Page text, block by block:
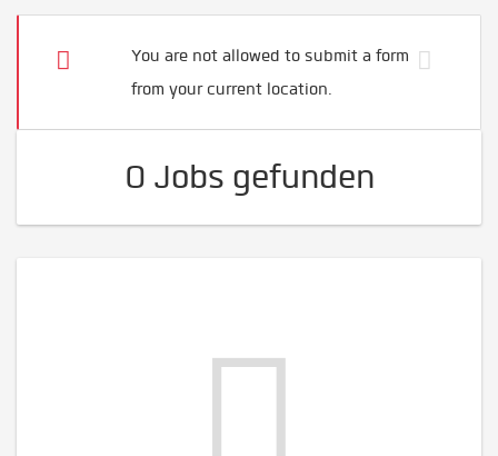
You are not allowed to submit a form
from your current location.
0 Jobs gefunden